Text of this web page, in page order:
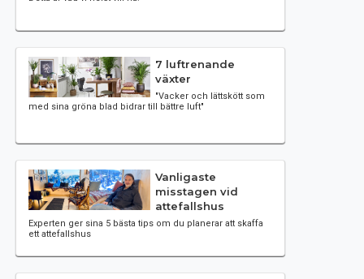
7 luftrenande
växter
"Vacker och lättskött som
med sina gröna blad bidrar till bättre luft"
Vanligaste
misstagen vid
attefallshus
Experten ger sina 5 bästa tips om du planerar att skaffa
ett attefallshus